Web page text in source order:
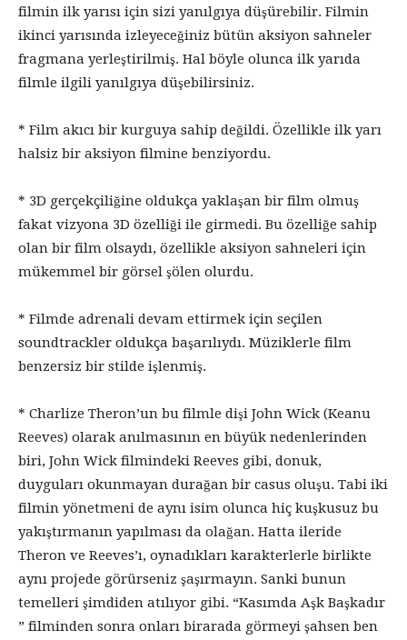
filmin ilk yarısı için sizi yanılgıya düşürebilir. Filmin
ikinci yarısında izleyeceğiniz bütün aksiyon sahneler
fragmana yerleştirilmiş. Hal böyle olunca ilk yarıda
filmle ilgili yanılgıya düşebilirsiniz.
* Film akıcı bir kurguya sahip değildi. Özellikle ilk yarı
halsiz bir aksiyon filmine benziyordu.
* 3D gerçekçiliğine oldukça yaklaşan bir film olmuş
fakat vizyona 3D özelliği ile girmedi. Bu özelliğe sahip
olan bir film olsaydı, özellikle aksiyon sahneleri için
mükemmel bir görsel şölen olurdu.
* Filmde adrenali devam ettirmek için seçilen
soundtrackler oldukça başarılıydı. Müziklerle film
benzersiz bir stilde işlenmiş.
* Charlize Theron’un bu filmle dişi John Wick (Keanu
Reeves) olarak anılmasının en büyük nedenlerinden
biri, John Wick filmindeki Reeves gibi, donuk,
duyguları okunmayan durağan bir casus oluşu. Tabi iki
filmin yönetmeni de aynı isim olunca hiç kuşkusuz bu
yakıştırmanın yapılması da olağan. Hatta ileride
Theron ve Reeves’ı, oynadıkları karakterlerle birlikte
aynı projede görürseniz şaşırmayın. Sanki bunun
temelleri şimdiden atılıyor gibi. “Kasımda Aşk Başkadır
” filminden sonra onları birarada görmeyi şahsen ben